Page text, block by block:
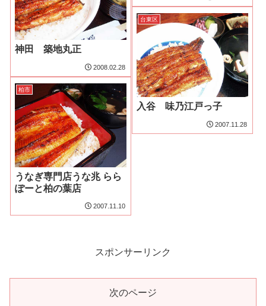
神田 築地丸正
2008.02.28
台東区
入谷 味乃江戸っ子
2007.11.28
柏市
うなぎ専門店うな兆 らら
ぽーと柏の葉店
2007.11.10
スポンサーリンク
次のページ